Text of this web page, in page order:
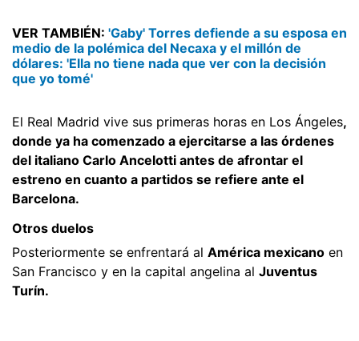
VER TAMBIÉN: 'Gaby' Torres defiende a su esposa en
medio de la polémica del Necaxa y el millón de
dólares: 'Ella no tiene nada que ver con la decisión
que yo tomé'
El Real Madrid vive sus primeras horas en Los Ángeles,
donde ya ha comenzado a ejercitarse a las órdenes
del italiano Carlo Ancelotti antes de afrontar el
estreno en cuanto a partidos se refiere ante el
Barcelona.
Otros duelos
Posteriormente se enfrentará al América mexicano en
San Francisco y en la capital angelina al Juventus
Turín.